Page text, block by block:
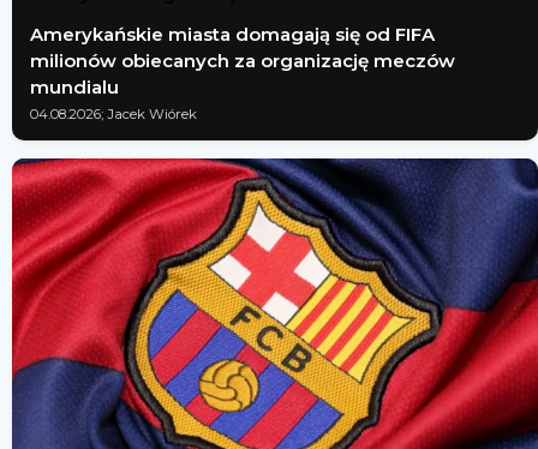
Amerykańskie miasta domagają się od FIFA
milionów obiecanych za organizację meczów
mundialu
04.08.2026; Jacek Wiórek